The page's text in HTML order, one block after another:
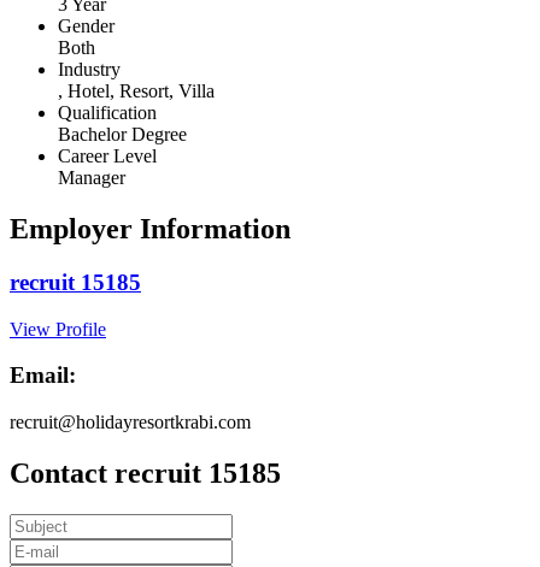
3 Year
Gender
Both
Industry
, Hotel, Resort, Villa
Qualification
Bachelor Degree
Career Level
Manager
Employer Information
recruit 15185
View Profile
Email:
recruit@holidayresortkrabi.com
Contact recruit 15185